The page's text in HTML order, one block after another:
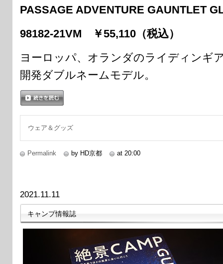
PASSAGE ADVENTURE GAUNTLET
98182-21VM ￥55,110（税込）
ヨーロッパ、オランダのライディンギ
開発ダブルネームモデル。
ウェア＆グッズ
Permalink by HD京都 at 20:00
2021.11.11
キャンプ情報誌